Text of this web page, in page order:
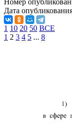
Номер
Дата
1 10 20 50 ВСЕ
1 2 3 4 5 ... 8